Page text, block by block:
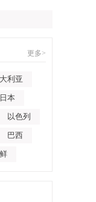
更多>
利亚
日本
以色列
巴西